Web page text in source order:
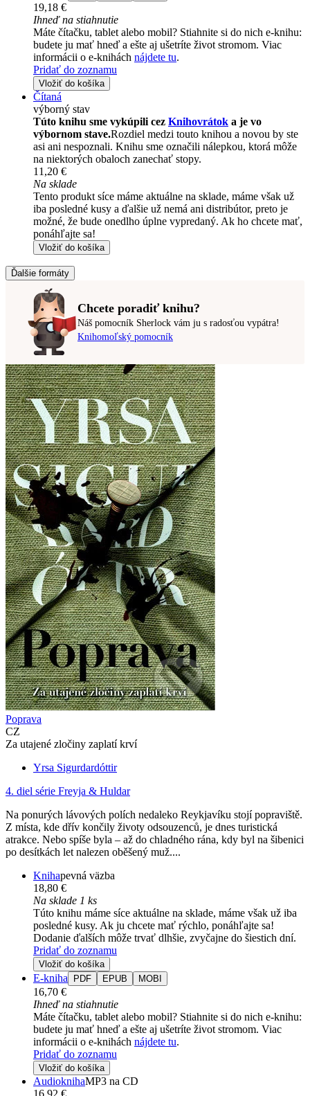
19,18 €
Ihneď na stiahnutie
Máte čítačku, tablet alebo mobil? Stiahnite si do nich e-knihu:
budete ju mať hneď a ešte aj ušetríte život stromom. Viac
informácii o e-knihách nájdete tu.
Pridať do zoznamu
Vložiť do košíka
Čítaná
výborný stav
Túto knihu sme vykúpili cez Knihovrátok a je vo
výbornom stave.Rozdiel medzi touto knihou a novou by ste
asi ani nespoznali. Knihu sme označili nálepkou, ktorá môže
na niektorých obaloch zanechať stopy.
11,20 €
Na sklade
Tento produkt síce máme aktuálne na sklade, máme však už
iba posledné kusy a ďalšie už nemá ani distribútor, preto je
možné, že bude onedlho úplne vypredaný. Ak ho chcete mať,
ponáhľajte sa!
Vložiť do košíka
Ďalšie formáty
Chcete poradiť knihu?
Náš pomocník Sherlock vám ju s radosťou vypátra!
Knihomoľský pomocník
Poprava
CZ
Za utajené zločiny zaplatí krví
Yrsa Sigurdardóttir
4. diel série Freyja & Huldar
Na ponurých lávových polích nedaleko Reykjavíku stojí popraviště.
Z místa, kde dřív končily životy odsouzenců, je dnes turistická
atrakce. Nebo spíše byla – až do chladného rána, kdy byl na šibenici
po desítkách let nalezen oběšený muž....
Knihapevná väzba
18,80 €
Na sklade 1 ks
Túto knihu máme síce aktuálne na sklade, máme však už iba
posledné kusy. Ak ju chcete mať rýchlo, ponáhľajte sa!
Dodanie ďalších môže trvať dlhšie, zvyčajne do šiestich dní.
Pridať do zoznamu
Vložiť do košíka
E-kniha PDF EPUB MOBI
16,70 €
Ihneď na stiahnutie
Máte čítačku, tablet alebo mobil? Stiahnite si do nich e-knihu:
budete ju mať hneď a ešte aj ušetríte život stromom. Viac
informácii o e-knihách nájdete tu.
Pridať do zoznamu
Vložiť do košíka
AudioknihaMP3 na CD
16,92 €